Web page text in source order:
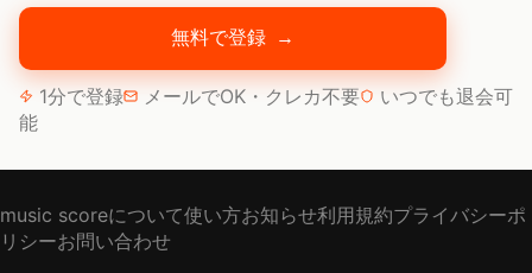
無料で登録 →
1分で登録 メールでOK・クレカ不要
いつでも退会可
能
music scoreについて使い方お知らせ利用規約プライバシーポ
リシーお問い合わせ